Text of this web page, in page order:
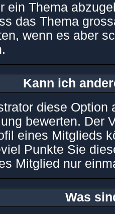
ein Thema
das Thema
wenn es aber
Kann ich
diese
bewerten. Der
eines Mitglieds
Punkte Sie
Mitglied nur
Was